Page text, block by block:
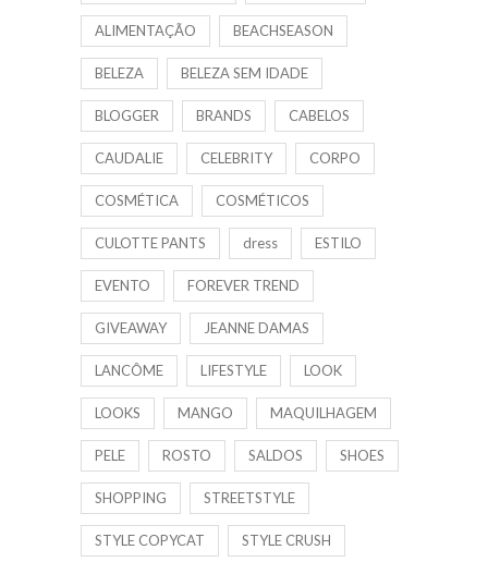
ALIMENTAÇÃO BEACHSEASON
BELEZA BELEZA SEM IDADE
BLOGGER BRANDS CABELOS
CAUDALIE CELEBRITY CORPO
COSMÉTICA COSMÉTICOS
CULOTTE PANTS dress ESTILO
EVENTO FOREVER TREND
GIVEAWAY JEANNE DAMAS
LANCÔME LIFESTYLE LOOK
LOOKS MANGO MAQUILHAGEM
PELE ROSTO SALDOS SHOES
SHOPPING STREETSTYLE
STYLE COPYCAT STYLE CRUSH